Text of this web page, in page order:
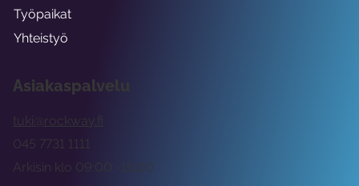
Asiakaspalvelu
tuki@rockway.fi
Arkisin klo 09:00 -15:00
045 7731 1111
Työpaikat
Yhteistyö